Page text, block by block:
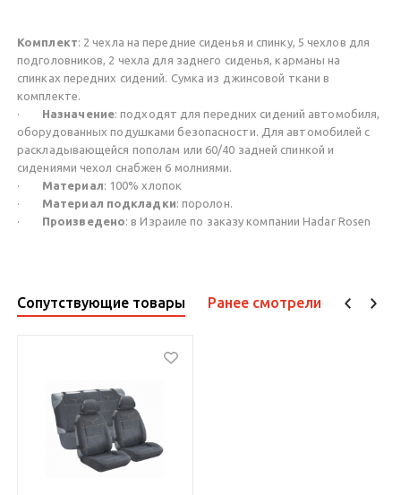
Комплект: 2 чехла на передние сиденья и спинку, 5 чехлов для
подголовников, 2 чехла для заднего сиденья, карманы на
спинках передних сидений. Сумка из джинсовой ткани в
комплекте.
·
Назначение: подходят для передних сидений автомобиля,
оборудованных подушками безопасности. Для автомобилей с
раскладывающейся пополам или 60/40 задней спинкой и
сидениями чехол снабжен 6 молниями.
·
Материал: 100% хлопок
·
Материал подкладки: поролон.
·
Произведено: в Израиле по заказу компании Hadar Rosen
Сопутствующие товары Ранее смотрели